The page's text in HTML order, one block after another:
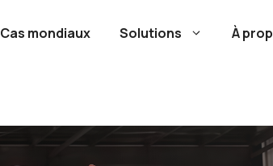
Cas mondiaux Solutions À